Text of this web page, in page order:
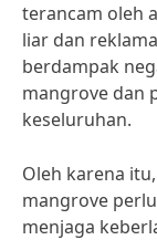
terancam oleh
liar dan
berdampak
mangrove dan
keseluruhan.
Oleh karena
mangrove
menjaga